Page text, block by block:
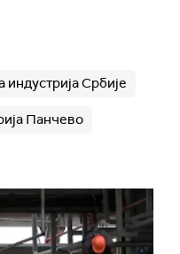
индустрија Србије
Панчево